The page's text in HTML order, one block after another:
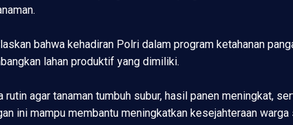
bahwa kehadiran Polri dalam program ketahanan
lahan produktif yang dimiliki.
rutin agar tanaman tumbuh subur, hasil panen meningkat,
ini mampu membantu meningkatkan kesejahteraan